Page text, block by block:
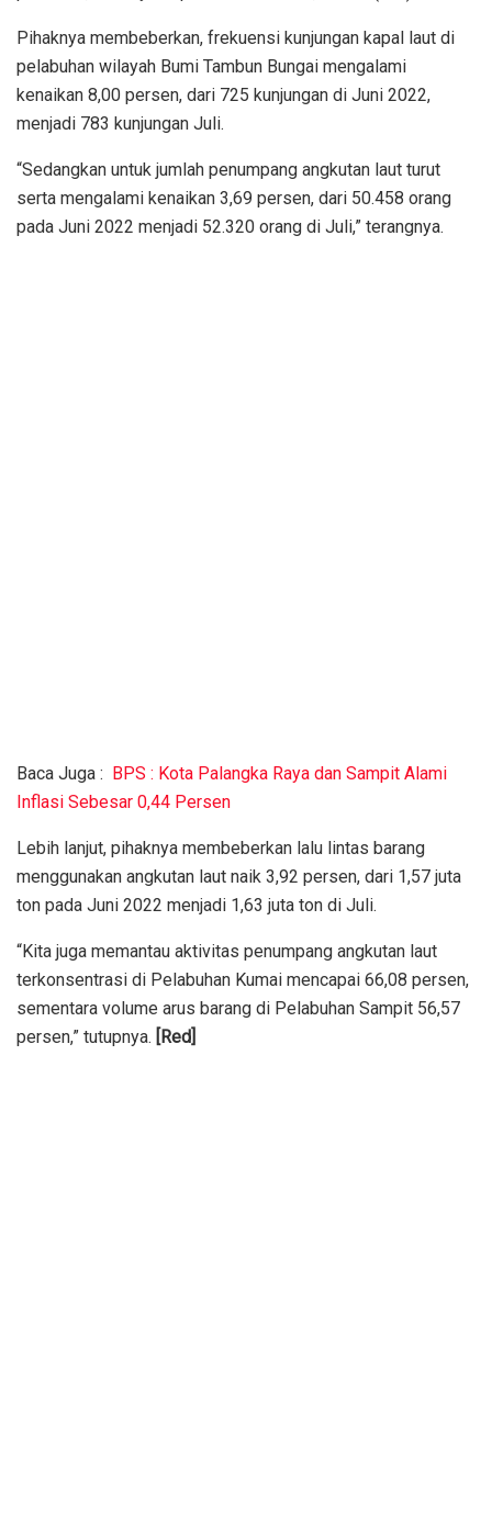
Pihaknya membeberkan, frekuensi kunjungan kapal laut di
pelabuhan wilayah Bumi Tambun Bungai mengalami
kenaikan 8,00 persen, dari 725 kunjungan di Juni 2022,
menjadi 783 kunjungan Juli.
“Sedangkan untuk jumlah penumpang angkutan laut turut
serta mengalami kenaikan 3,69 persen, dari 50.458 orang
pada Juni 2022 menjadi 52.320 orang di Juli,” terangnya.
Baca Juga : BPS : Kota Palangka Raya dan Sampit Alami
Inflasi Sebesar 0,44 Persen
Lebih lanjut, pihaknya membeberkan lalu lintas barang
menggunakan angkutan laut naik 3,92 persen, dari 1,57 juta
ton pada Juni 2022 menjadi 1,63 juta ton di Juli.
“Kita juga memantau aktivitas penumpang angkutan laut
terkonsentrasi di Pelabuhan Kumai mencapai 66,08 persen,
sementara volume arus barang di Pelabuhan Sampit 56,57
persen,” tutupnya. [Red]